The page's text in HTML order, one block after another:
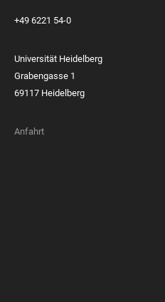
+49 6221 54-0
Universität Heidelberg
Grabengasse 1
69117 Heidelberg
Anfahrt